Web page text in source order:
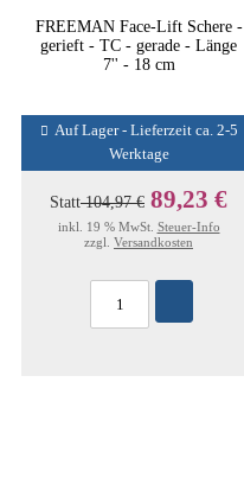
FREEMAN Face-Lift Schere -
gerieft - TC - gerade - Länge
7'' - 18 cm
Auf Lager - Lieferzeit ca. 2-5
Werktage
Statt104,97 € 89,23 €
inkl. 19 % MwSt. Steuer-Info
zzgl. Versandkosten